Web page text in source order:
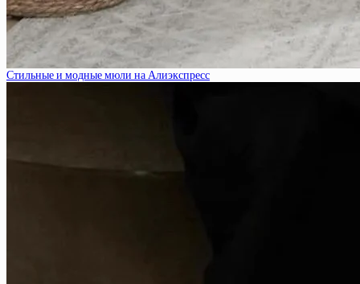
Стильные и модные мюли на Алиэкспресс